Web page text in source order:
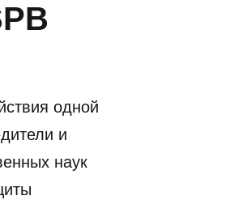
одной
и
наук